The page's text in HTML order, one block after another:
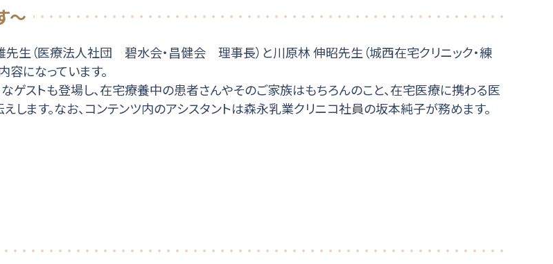
～
先生（医療法人社団 碧水会・昌健会 理事長）と川原林 伸昭先生（城西在宅クリニック・練
になっています。
ストも登場し、在宅療養中の患者さんやそのご家族はもちろんのこと、在宅医療に携わる医
します。なお、コンテンツ内のアシスタントは森永乳業クリニコ社員の坂本純子が務めます。